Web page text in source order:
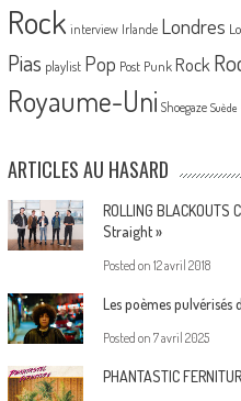
Rock interview Irlande Londres
Pias playlist Pop Post Punk Rock
Royaume-Uni Shoegaze Suède
ARTICLES AU HASARD
ROLLING BLACKOUTS
Straight »
Posted on 12 avril 2018
Les poèmes pulvérisés
Posted on 7 avril 2025
PHANTASTIC